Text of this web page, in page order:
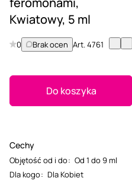
Kwiatowy, 5 ml
0 Brak ocen Art.4761
Do koszyka
Cechy
Objętość od i do: Od 1 do 9 ml
Dla kogo: Dla Kobiet